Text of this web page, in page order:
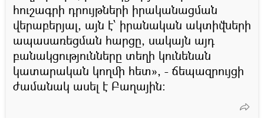
հուշագրի դրույթների իրականացման
վերաբերյալ, այն է՝ իրանական ակտիվների
ապասառեցման հարցը, սակայն այդ
բանակցությունները տեղի կունենան
կատարական կողմի հետ», - ճեպազրույցի
ժամանակ ասել է Բաղային։